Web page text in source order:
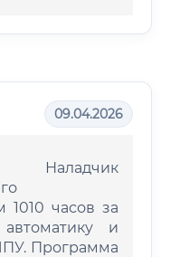
09.04.2026
Наладчик
1010 часов за
и
Программа